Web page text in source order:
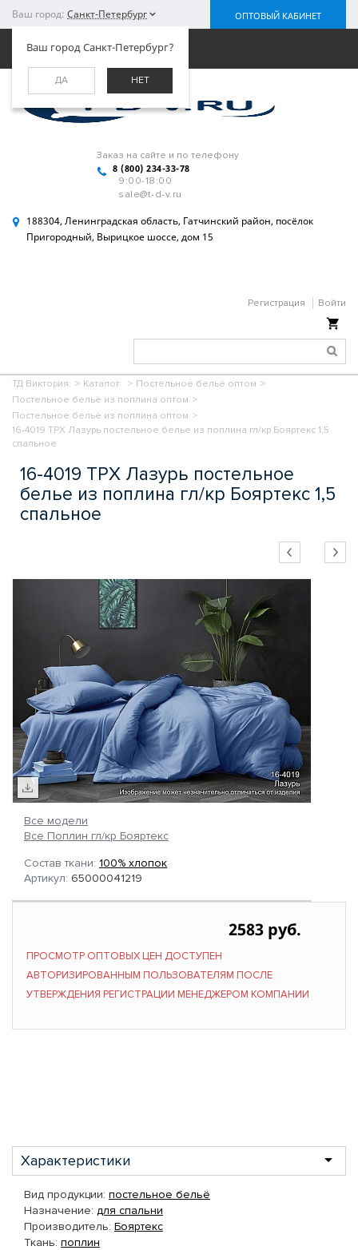
Ваш город: Санкт-Петербург
Ваш город Санкт-Петербург?
ДА НЕТ
ОПТОВЫЙ КАБИНЕТ
Заказ на сайте и по телефону
8 (800) 234-33-78
9:00-18:00
sale@t-d-v.ru
188304, Ленинградская область, Гатчинский район, посёлок
Пригородный, Вырицкое шоссе, дом 15
Регистрация Войти
Меню
ТД Виктория. > Каталог. > Постельное бельё оптом >
Постельное бельё из поплина оптом >
Постельное бельё из поплина оптом >
16-4019 TPX Лазурь постельное белье из поплина гл/кр Бояртекс 1,5
спальное
16-4019 TPX Лазурь постельное
белье из поплина гл/кр Бояртекс 1,5
спальное
Все модели
Все Поплин гл/кр Бояртекс
Состав ткани: 100% хлопок
Артикул: 65000041219
2583 руб.
ПРОСМОТР ОПТОВЫХ ЦЕН ДОСТУПЕН
АВТОРИЗИРОВАННЫМ ПОЛЬЗОВАТЕЛЯМ ПОСЛЕ
УТВЕРЖДЕНИЯ РЕГИСТРАЦИИ МЕНЕДЖЕРОМ КОМПАНИИ
Характеристики
Вид продукции: постельное бельё
Назначение: для спальни
Производитель: Бояртекс
Ткань: поплин